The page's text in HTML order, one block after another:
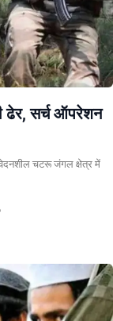
ढेर, सर्च ऑपरेशन
चटरू जंगल क्षेत्र में